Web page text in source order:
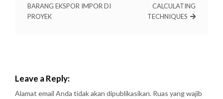
BARANG EKSPOR IMPOR DI
PROYEK
CALCULATING
TECHNIQUES
Leave a Reply:
Alamat email Anda tidak akan dipublikasikan. Ruas yang wajib